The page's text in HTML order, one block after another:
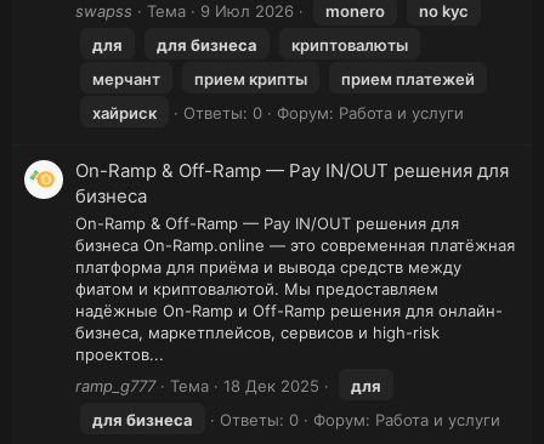
swapss
Тема 9 Июл 2026 monero
no kyc
для
для бизнеса
криптовалюты
мерчант
прием крипты
прием платежей
хайриск
Ответы: 0 Форум: Работа и услуги
On-Ramp & Off-Ramp — Pay IN/OUT решения для
бизнеса
On-Ramp & Off-Ramp — Pay IN/OUT решения для
бизнеса On-Ramp.online — это современная платёжная
платформа для приёма и вывода средств между
фиатом и криптовалютой. Мы предоставляем
надёжные On-Ramp и Off-Ramp решения для онлайн-
бизнеса, маркетплейсов, сервисов и high-risk
проектов...
ramp_g777
Тема 18 Дек 2025
для
для бизнеса Ответы: 0 Форум: Работа и услуги